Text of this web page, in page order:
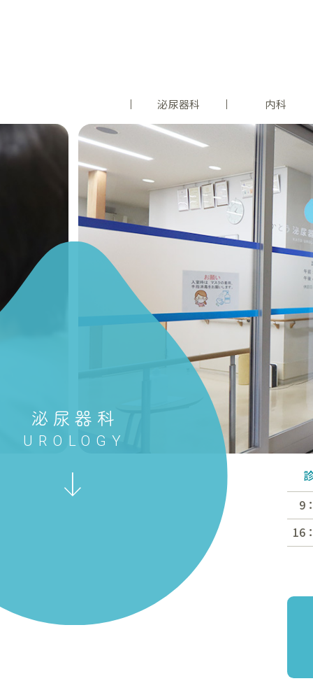
泌尿器科 内科
泌尿器科
9
16